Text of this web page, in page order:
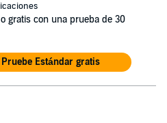
o gratis con una prueba de 30
Pruebe Estándar gratis